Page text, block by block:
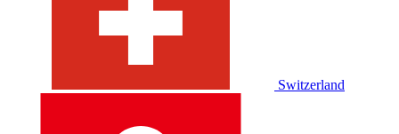
Switzerland